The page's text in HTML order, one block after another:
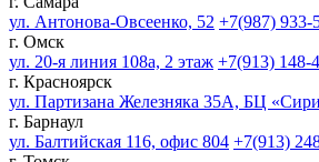
ул. Антонова-Овсеенко, 52 +7(987) 933-
г. Омск
ул. 20-я линия 108а, 2 этаж +7(913) 148-
г. Красноярск
ул. Партизана Железняка 35А, БЦ
г. Барнаул
ул. Балтийская 116, офис 804 +7(913)